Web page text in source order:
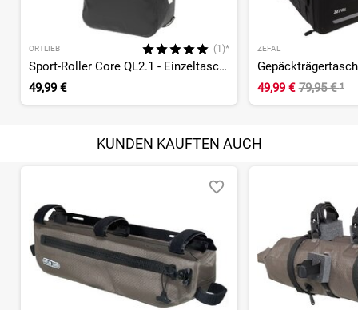
ORTLIEB (1)*
Sport-Roller Core QL2.1 - Einzeltasche
49,99 €
ZEFAL
49,99 € 79,95 €¹
KUNDEN KAUFTEN AUCH